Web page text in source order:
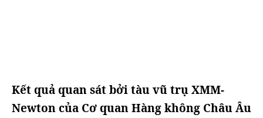
Kết quả quan sát bởi tàu vũ trụ XMM-
Newton của Cơ quan Hàng không Châu Âu